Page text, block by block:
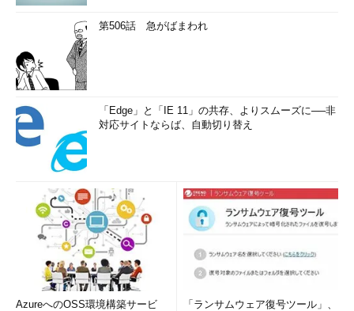
第506話 急がばまわれ
「Edge」と「IE 11」の共存、よりスムーズに──非
対応サイトならば、自動切り替え
AzureへのOSS環境構築サービ
「ランサムウェア復号ツール」、